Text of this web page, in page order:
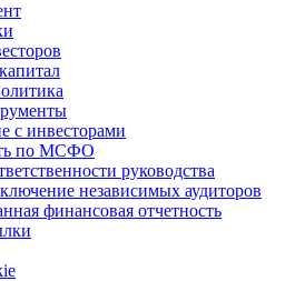
с инвеcторами
по МСФО
руководства
независимых аудиторов
финансовая отчетность